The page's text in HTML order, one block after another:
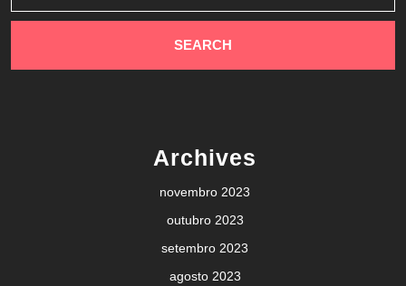
Archives
novembro 2023
outubro 2023
setembro 2023
agosto 2023